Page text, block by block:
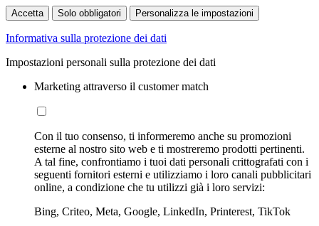
Accetta Solo obbligatori Personalizza le impostazioni
Informativa sulla protezione dei dati
Impostazioni personali sulla protezione dei dati
Marketing attraverso il customer match
Con il tuo consenso, ti informeremo anche su promozioni
esterne al nostro sito web e ti mostreremo prodotti pertinenti.
A tal fine, confrontiamo i tuoi dati personali crittografati con i
seguenti fornitori esterni e utilizziamo i loro canali pubblicitari
online, a condizione che tu utilizzi già i loro servizi:
Bing, Criteo, Meta, Google, LinkedIn, Printerest, TikTok